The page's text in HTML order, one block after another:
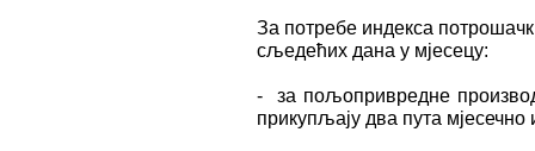
За потребе индекса
сљедећих дана у мјесецу:
- за пољопривредне
прикупљају два пута мјесечно